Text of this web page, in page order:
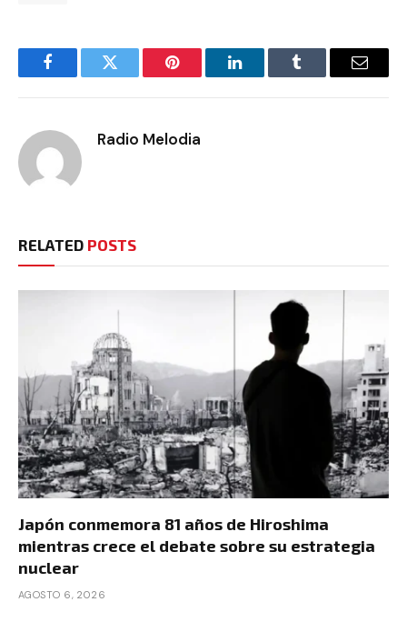
FacebookTwitter Pinterest LinkedInTumblr Email
Radio Melodia
RELATED POSTS
Japón conmemora 81 años de Hiroshima
mientras crece el debate sobre su estrategia
nuclear
AGOSTO 6, 2026